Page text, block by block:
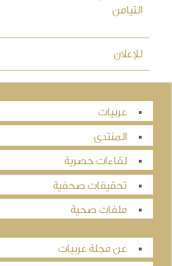
التيامن
للإعلان
عربيات
المنتدى
لقاءات حصرية
تحقيقات صحفية
ملفات صحية
عن مجلة عربيات